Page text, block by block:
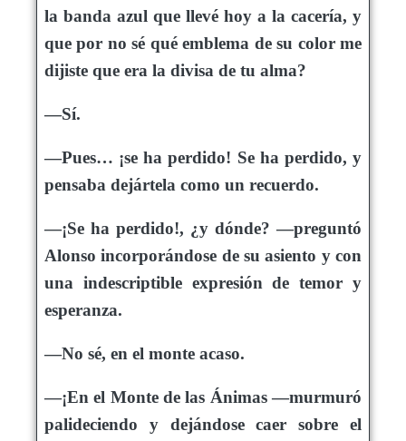
la banda azul que llevé hoy a la cacería, y
que por no sé qué emblema de su color me
dijiste que era la divisa de tu alma?
—Sí.
—Pues… ¡se ha perdido! Se ha perdido, y
pensaba dejártela como un recuerdo.
—¡Se ha perdido!, ¿y dónde? —preguntó
Alonso incorporándose de su asiento y con
una indescriptible expresión de temor y
esperanza.
—No sé, en el monte acaso.
—¡En el Monte de las Ánimas —murmuró
palideciendo y dejándose caer sobre el